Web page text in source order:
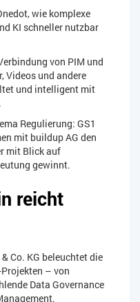
wie komplexe
KI schneller nutzbar
von PIM und
Videos und andere
und intelligent mit
Regulierung: GS1
mit buildup AG den
mit Blick auf
gewinnt.
reicht
Co. KG beleuchtet die
– von
Data Governance